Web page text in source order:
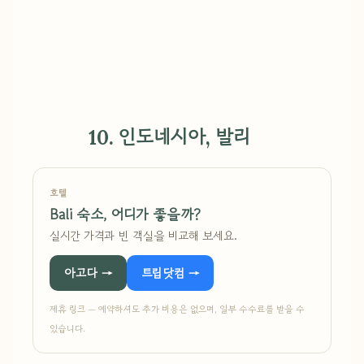
10. 인도네시아, 발리
호텔
Bali 숙소, 어디가 좋을까?
실시간 가격과 빈 객실을 비교해 보세요.
아고다 → 트립닷컴 →
제휴 링크 — 예약하셔도 추가 비용은 없으며, 일부 수수료를 받을 수
있습니다.